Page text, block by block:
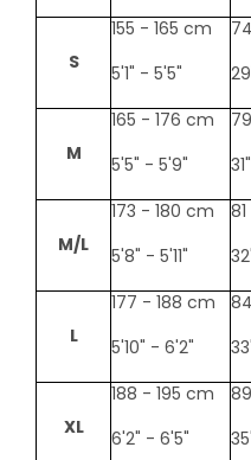
S
155 - 165 cm
5'1" - 5'5"
M
165 - 176 cm
5'5" - 5'9"
M/L
173 - 180 cm
5'8" - 5'11"
L
177 - 188 cm
5'10" - 6'2"
XL
188 - 195 cm
6'2" - 6'5"